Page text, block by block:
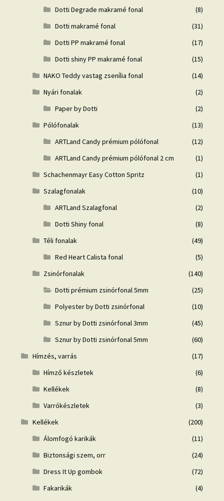
Dotti Degrade makramé fonal
(8)
Dotti makramé fonal
(31)
Dotti PP makramé fonal
(17)
Dotti shiny PP makramé fonal
(15)
NAKO Teddy vastag zsenília fonal
(14)
Nyári fonalak
(2)
Paper by Dotti
(2)
Pólófonalak
(13)
ARTLand Candy prémium pólófonal
(12)
ARTLand Candy prémium pólófonal 2 cm
(1)
Schachenmayr Easy Cotton Spritz
(1)
Szalagfonalak
(10)
ARTLand Szalagfonal
(2)
Dotti Shiny fonal
(8)
Téli fonalak
(49)
Red Heart Calista fonal
(5)
Zsinórfonalak
(140)
Dotti prémium zsinórfonal 5mm
(25)
Polyester by Dotti zsinórfonal
(10)
Sznur by Dotti zsinórfonal 3mm
(45)
Sznur by Dotti zsinórfonal 5mm
(60)
Hímzés, varrás
(17)
Hímző készletek
(6)
Kellékek
(8)
Varrókészletek
(3)
Kellékek
(200)
Álomfogó karikák
(11)
Biztonsági szem, orr
(24)
Dress It Up gombok
(72)
Fakarikák
(4)